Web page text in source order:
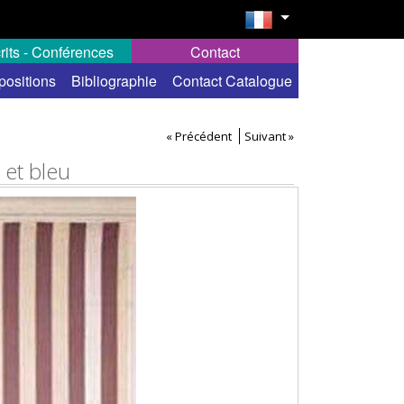
Bibliographie Contact Catalogue
- Conférences Contact
« Précédent Suivant »
bleu